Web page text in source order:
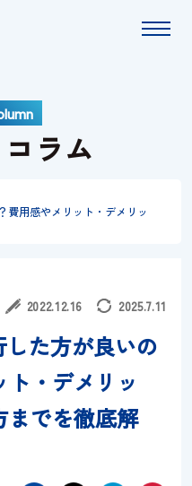
ラム
費用感やメリット・デメリッ
2022.12.16 2025.7.11
た方が良いの
・デメリッ
までを徹底解